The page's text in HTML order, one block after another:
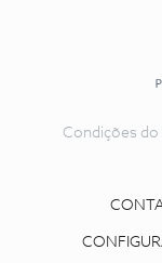
Condições do